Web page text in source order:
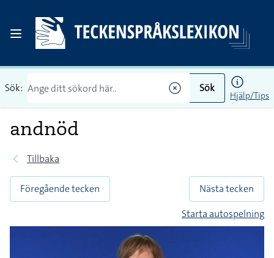
Sök: Sök
Hjälp/Tips
andnöd
Tillbaka
Föregående tecken
Nästa tecken
Starta autospelning